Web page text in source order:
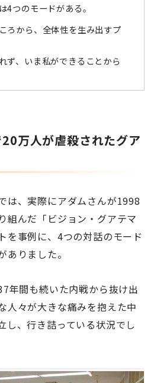
4つのモードがある。
ろから、全体性を生み出すプ
ず、いま私ができることから
万人が虐殺されたグア
は、実際にアダムさんが1998
組んだ「ビジョン・グアテマ
を事例に、4つの対話のモード
ありました。
年間も続いた内戦から抜け出
人々が大きな痛みを抱えた中
し、行き詰っている状況でし